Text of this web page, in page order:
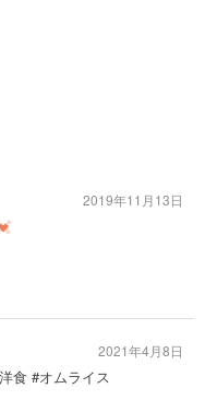
2019年11月13日
食 #オムライス
2021年4月8日